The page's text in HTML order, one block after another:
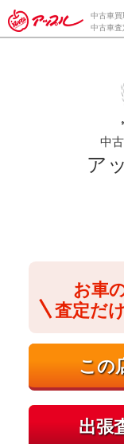
/*ABテスト_新規査
中古車買
中古車
中
ア
お車
査定だ